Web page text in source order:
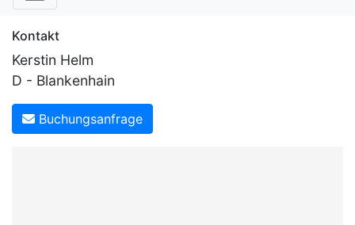
Kontakt
Kerstin Helm
D - Blankenhain
Buchungsanfrage